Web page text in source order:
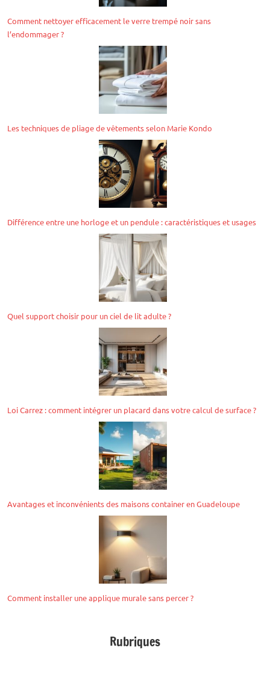
Comment nettoyer efficacement le verre trempé noir sans
l’endommager ?
Les techniques de pliage de vêtements selon Marie Kondo
Différence entre une horloge et un pendule : caractéristiques et usages
Quel support choisir pour un ciel de lit adulte ?
Loi Carrez : comment intégrer un placard dans votre calcul de surface ?
Avantages et inconvénients des maisons container en Guadeloupe
Comment installer une applique murale sans percer ?
Rubriques